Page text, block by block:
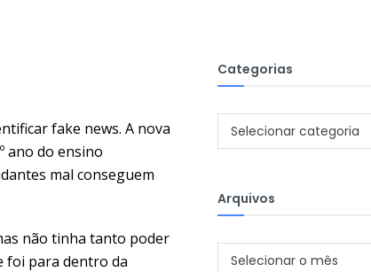
fake news. A nova
ano do ensino
mal conseguem
não tinha tanto poder
foi para dentro da
Categorias
Categorias
Selecionar categoria
Arquivos
Arquivos
Selecionar o mês